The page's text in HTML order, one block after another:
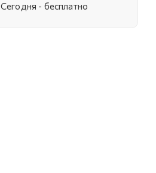
Cегодня - бесплатно